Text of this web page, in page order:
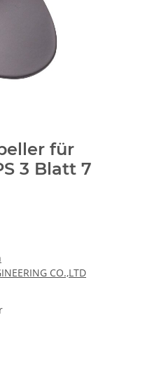
für
3 Blatt 7
CO.,LTD